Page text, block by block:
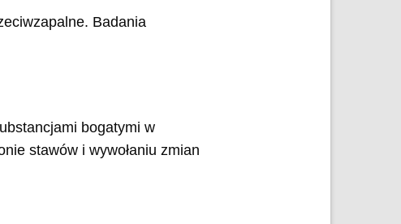
Badania
bogatymi w
stawów i wywołaniu zmian